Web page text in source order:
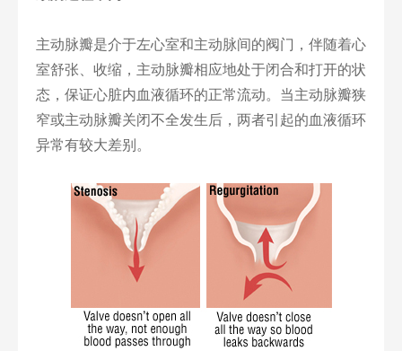
主动脉瓣是介于左心室和主动脉间的阀门，伴随着心
室舒张、收缩，主动脉瓣相应地处于闭合和打开的状
态，保证心脏内血液循环的正常流动。当主动脉瓣狭
窄或主动脉瓣关闭不全发生后，两者引起的血液循环
异常有较大差别。